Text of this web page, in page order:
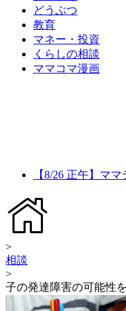
どうぶつ
教育
マネー・投資
くらしの相談
ママコマ漫画
【8/26 正午】マ
>
相談
>
子の発達障害の可能性